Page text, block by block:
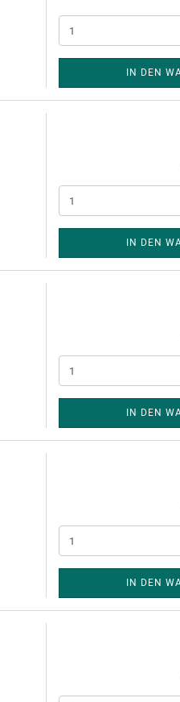
IN DEN
IN DEN
IN DEN
IN DEN